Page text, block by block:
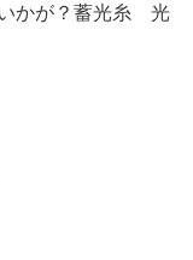
かが？蓄光糸 光